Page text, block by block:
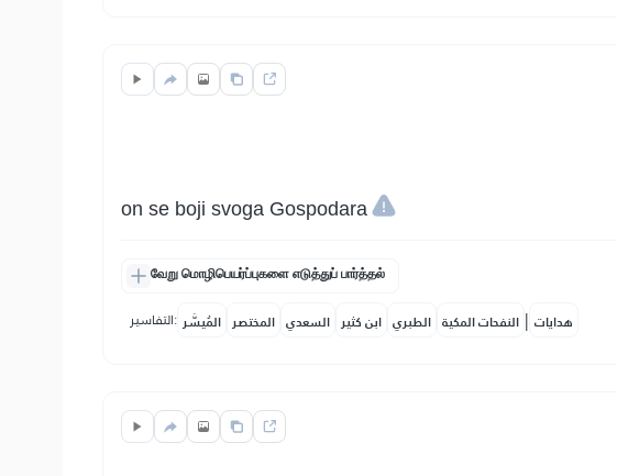
on se boji svoga Gospodara
வேறு மொழிபெயர்ப்புகளை எடுத்துப் பார்த்தல்
التفاسير: المُيسَّر المختصر السعدي ابن كثير الطبري النفحات المكية | هدايات